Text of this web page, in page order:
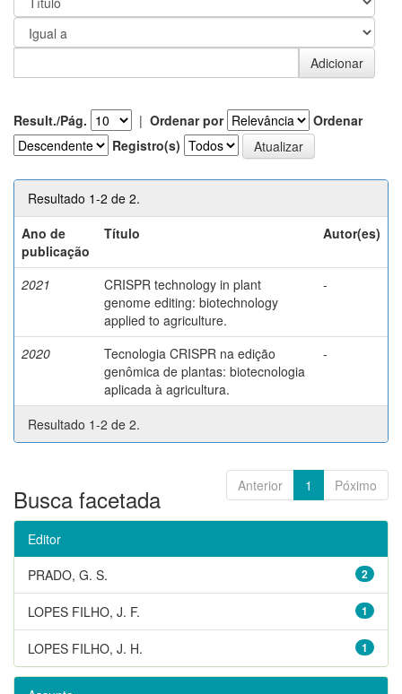
Result./Pág. | Ordenar por
Ordenar
Registro(s)
Resultado 1-2 de 2.
Ano de
publicação
Título Autor(es)
2021
CRISPR technology in plant
genome editing: biotechnology
applied to agriculture.
-
2020
Tecnologia CRISPR na edição
genômica de plantas: biotecnologia
aplicada à agricultura.
-
Resultado 1-2 de 2.
Anterior 1 Póximo
Busca facetada
Editor
2
PRADO, G. S.
1
LOPES FILHO, J. F.
1
LOPES FILHO, J. H.